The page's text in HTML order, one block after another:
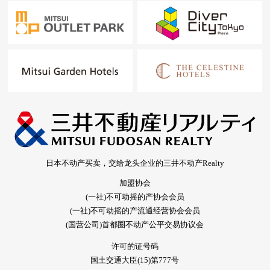
日本不动产买卖，交给龙头企业的三井不动产Realty
加盟协会
(一社)不可动摇的产协会会员
(一社)不可动摇的产流通经营协会会员
(国营公司)首都圈不动产公平交易协议会
许可的证号码
国土交通大臣(15)第777号